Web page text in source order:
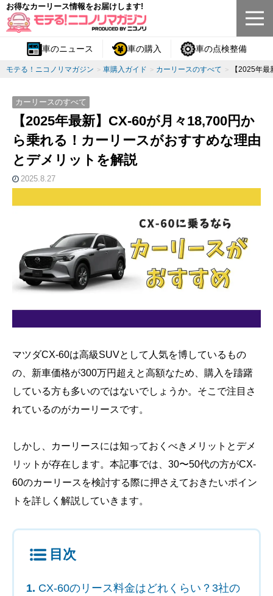
お得なカーリース情報をお届けします!
車のニュース 車の購入 車の点検整備
モテる！ニコノリマガジン 車購入ガイド カーリースのすべて 【2025年
カーリースのすべて
【2025年最新】CX-60が月々18,700円か
ら乗れる！カーリースがおすすめな理由
とデメリットを解説
2025.8.27
マツダCX-60は高級SUVとして人気を博しているもの
の、新車価格が300万円超えと高額なため、購入を躊躇
している方も多いのではないでしょうか。そこで注目さ
れているのがカーリースです。
しかし、カーリースには知っておくべきメリットとデメ
リットが存在します。本記事では、30〜50代の方がCX-
60のカーリースを検討する際に押さえておきたいポイン
トを詳しく解説していきます。
目次
CX-60のリース料金はどれくらい？3社の